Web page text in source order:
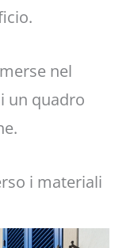
nel
un quadro
i materiali